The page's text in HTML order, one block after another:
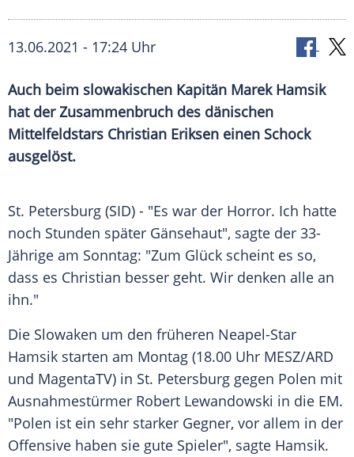
13.06.2021 - 17:24 Uhr
Auch beim slowakischen Kapitän Marek Hamsik
hat der Zusammenbruch des dänischen
Mittelfeldstars Christian Eriksen einen Schock
ausgelöst.
St. Petersburg (SID) - "Es war der Horror. Ich hatte
noch Stunden später Gänsehaut", sagte der 33-
Jährige am Sonntag: "Zum Glück scheint es so,
dass es Christian besser geht. Wir denken alle an
ihn."
Die Slowaken um den früheren Neapel-Star
Hamsik starten am Montag (18.00 Uhr MESZ/ARD
und MagentaTV) in St. Petersburg gegen Polen mit
Ausnahmestürmer Robert Lewandowski in die EM.
"Polen ist ein sehr starker Gegner, vor allem in der
Offensive haben sie gute Spieler", sagte Hamsik.